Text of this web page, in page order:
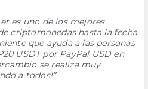
es uno de los mejores
criptomonedas hasta la fecha.
que ayuda a las personas
USDT por PayPal USD en
se realiza muy
a todos!”